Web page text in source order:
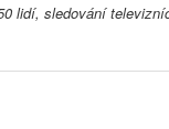
lidí, sledování